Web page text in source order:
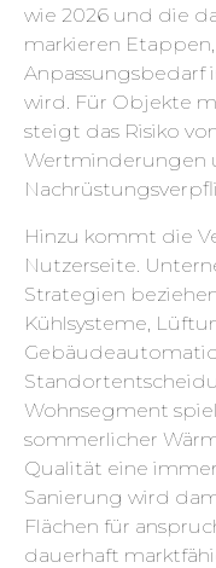
wie 2026 und die
markieren
Anpassungsbedarf
wird. Für Objekte
steigt das Risiko
Wertminderungen
Hinzu kommt die
Nutzerseite.
Strategien
Kühlsysteme,
Wohnsegment
sommerlicher
Qualität eine
Sanierung wird
Flächen für
dauerhaft